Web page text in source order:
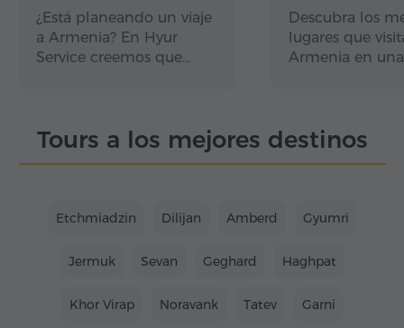
¿Está planeando un viaje
a Armenia? En Hyur
Service creemos que…
Descubra los
lugares que
Armenia en
Tours a los mejores destinos
Etchmiadzin Dilijan Amberd Gyumri
Jermuk Sevan Geghard Haghpat
Khor Virap Noravank Tatev Garni